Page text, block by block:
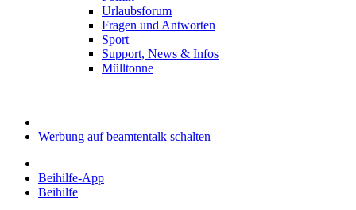
Urlaubsforum
Fragen und Antworten
Sport
Support, News & Infos
Mülltonne
Werbung auf beamtentalk schalten
Beihilfe-App
Beihilfe